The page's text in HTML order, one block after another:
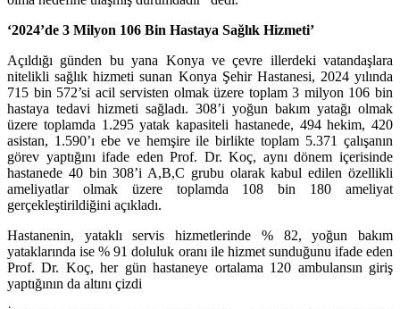
‘2024’de 3 Milyon 106 Bin Hastaya Sağlık Hizmeti’
Açıldığı günden bu yana Konya ve çevre illerdeki vatandaşlara
nitelikli sağlık hizmeti sunan Konya Şehir Hastanesi, 2024 yılında
715 bin 572’si acil servisten olmak üzere toplam 3 milyon 106 bin
hastaya tedavi hizmeti sağladı. 308’i yoğun bakım yatağı olmak
üzere toplamda 1.295 yatak kapasiteli hastanede, 494 hekim, 420
asistan, 1.590’ı ebe ve hemşire ile birlikte toplam 5.371 çalışanın
görev yaptığını ifade eden Prof. Dr. Koç, aynı dönem içerisinde
hastanede 40 bin 308’i A,B,C grubu olarak kabul edilen özellikli
ameliyatlar olmak üzere toplamda 108 bin 180 ameliyat
gerçekleştirildiğini açıkladı.
Hastanenin, yataklı servis hizmetlerinde % 82, yoğun bakım
yataklarında ise % 91 doluluk oranı ile hizmet sunduğunu ifade eden
Prof. Dr. Koç, her gün hastaneye ortalama 120 ambulansın giriş
yaptığının da altını çizdi